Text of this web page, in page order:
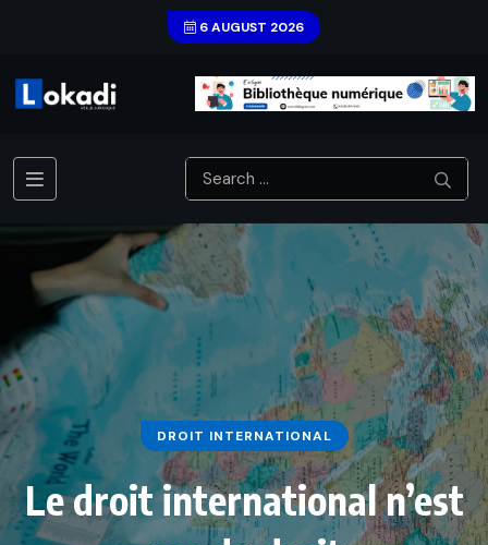
6 AUGUST 2026
DROIT INTERNATIONAL
Le droit international n’est